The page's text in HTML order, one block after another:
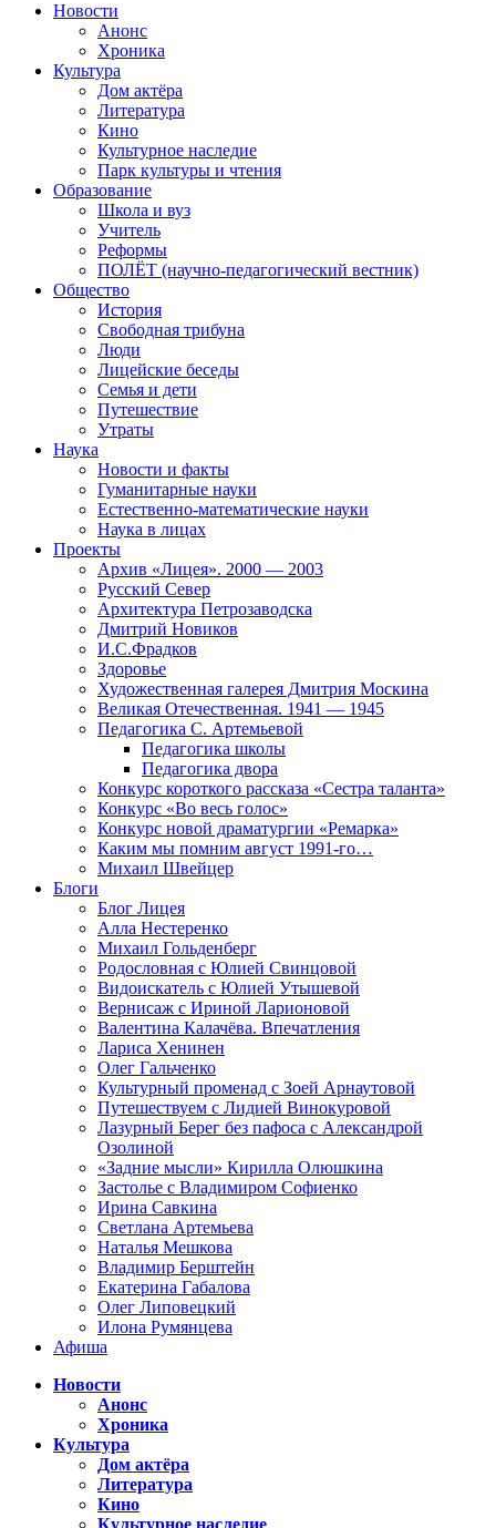
Новости
Анонс
Хроника
Культура
Дом актёра
Литература
Кино
Культурное наследие
Парк культуры и чтения
Образование
Школа и вуз
Учитель
Реформы
ПОЛЁТ (научно-педагогический вестник)
Общество
История
Свободная трибуна
Люди
Лицейские беседы
Семья и дети
Путешествие
Утраты
Наука
Новости и факты
Гуманитарные науки
Естественно-математические науки
Наука в лицах
Проекты
Архив «Лицея». 2000 — 2003
Русский Север
Архитектура Петрозаводска
Дмитрий Новиков
И.С.Фрадков
Здоровье
Художественная галерея Дмитрия Москина
Великая Отечественная. 1941 — 1945
Педагогика С. Артемьевой
Педагогика школы
Педагогика двора
Конкурс короткого рассказа «Сестра таланта»
Конкурс «Во весь голос»
Конкурс новой драматургии «Ремарка»
Каким мы помним август 1991-го…
Михаил Швейцер
Блоги
Блог Лицея
Алла Нестеренко
Михаил Гольденберг
Родословная с Юлией Свинцовой
Видоискатель с Юлией Утышевой
Вернисаж с Ириной Ларионовой
Валентина Калачёва. Впечатления
Лариса Хенинен
Олег Гальченко
Культурный променад с Зоей Арнаутовой
Путешествуем с Лидией Винокуровой
Лазурный Берег без пафоса с Александрой
Озолиной
«Задние мысли» Кирилла Олюшкина
Застолье с Владимиром Софиенко
Ирина Савкина
Светлана Артемьева
Наталья Мешкова
Владимир Берштейн
Екатерина Габалова
Олег Липовецкий
Илона Румянцева
Афиша
Новости
Анонс
Хроника
Культура
Дом актёра
Литература
Кино